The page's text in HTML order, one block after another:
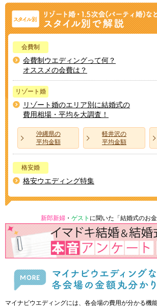
会費制
会費制ウエディングって何？
オススメの会費は？
リゾート婚
リゾート婚のエリア別に結婚式の
費用相場・平均を大調査！
沖縄県の
平均金額
軽井沢の
平均金額
格安婚
格安ウエディング特集
新郎新婦 ・ ゲスト に聞いた「結婚式のお
マイナビウエディングには、各会場の費用が分かる機